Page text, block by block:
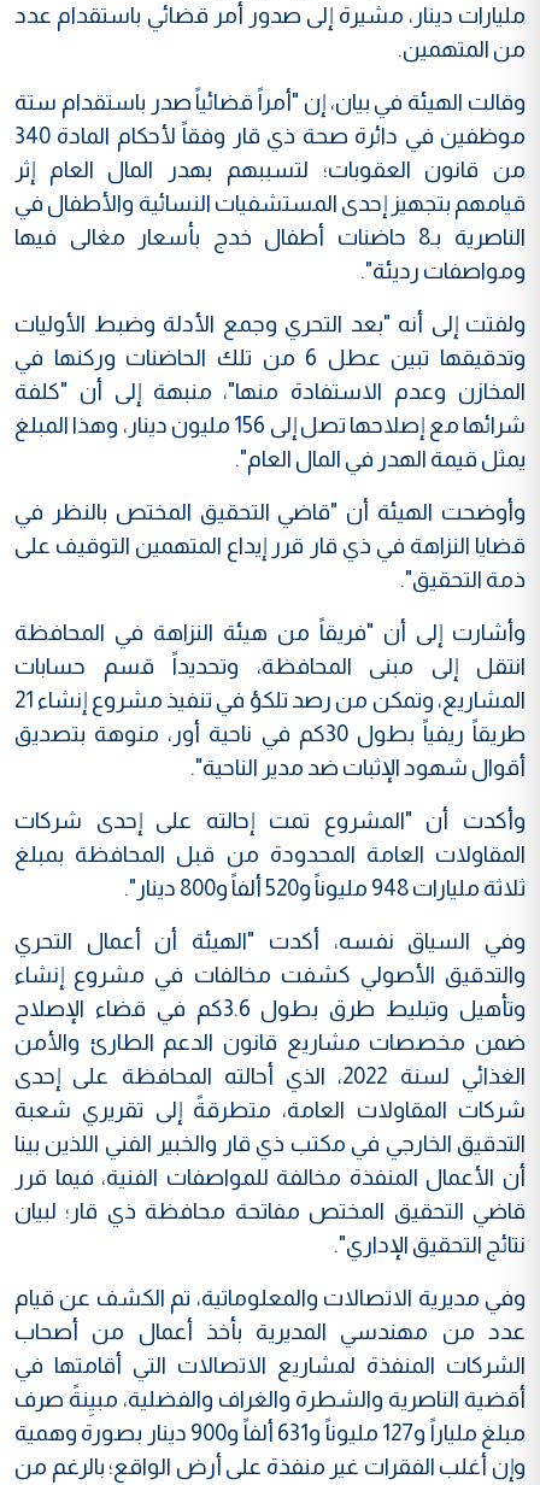
مليارات دينار، مشيرة إلى صدور أمر قضائي باستقدام عدد
من المتهمين.
وقالت الهيئة في بيان، إن "أمراً قضائياً صدر باستقدام ستة
موظفين في دائرة صحة ذي قار وفقاً لأحكام المادة 340
من قانون العقوبات؛ لتسببهم بهدر المال العام إثر
قيامهم بتجهيز إحدى المستشفيات النسائية والأطفال في
الناصرية بـ8 حاضنات أطفال خدج بأسعار مغالى فيها
ومواصفات رديئة".
ولفتت إلى أنه "بعد التحري وجمع الأدلة وضبط الأوليات
وتدقيقها تبين عطل 6 من تلك الحاضنات وركنها في
المخازن وعدم الاستفادة منها"، منبهة إلى أن "كلفة
شرائها مع إصلاحها تصل إلى 156 مليون دينار، وهذا المبلغ
يمثل قيمة الهدر في المال العام".
وأوضحت الهيئة أن "قاضي التحقيق المختص بالنظر في
قضايا النزاهة في ذي قار قرر إيداع المتهمين التوقيف على
ذمة التحقيق".
وأشارت إلى أن "فريقاً من هيئة النزاهة في المحافظة
انتقل إلى مبنى المحافظة، وتحديداً قسم حسابات
المشاريع، وتمكن من رصد تلكؤ في تنفيذ مشروع إنشاء 21
طريقاً ريفياً بطول 30كم في ناحية أور، منوهة بتصديق
أقوال شهود الإثبات ضد مدير الناحية".
وأكدت أن "المشروع تمت إحالته على إحدى شركات
المقاولات العامة المحدودة من قبل المحافظة بمبلغ
ثلاثة مليارات 948 مليوناً و520 ألفاً و800 دينار".
وفي السياق نفسه، أكدت "الهيئة أن أعمال التحري
والتدقيق الأصولي كشفت مخالفات في مشروع إنشاء
وتأهيل وتبليط طرق بطول 3.6كم في قضاء الإصلاح
ضمن مخصصات مشاريع قانون الدعم الطارئ والأمن
الغذائي لسنة 2022، الذي أحالته المحافظة على إحدى
شركات المقاولات العامة، متطرقةً إلى تقريري شعبة
التدقيق الخارجي في مكتب ذي قار والخبير الفني اللذين بينا
أن الأعمال المنفذة مخالفة للمواصفات الفنية، فيما قرر
قاضي التحقيق المختص مفاتحة محافظة ذي قار؛ لبيان
نتائج التحقيق الإداري".
وفي مديرية الاتصالات والمعلوماتية، تم الكشف عن قيام
عدد من مهندسي المديرية بأخذ أعمال من أصحاب
الشركات المنفذة لمشاريع الاتصالات التي أقامتها في
أقضية الناصرية والشطرة والغراف والفضلية، مبيِنةً صرف
مبلغ ملياراً و127 مليوناً و631 ألفاً و900 دينار بصورة وهمية
وإن أغلب الفقرات غير منفذة على أرض الواقع؛ بالرغم من